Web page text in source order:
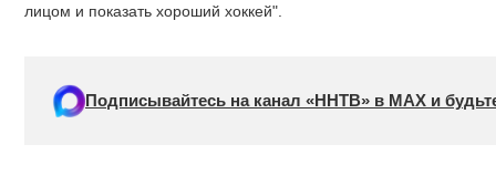
лицом и показать хороший хоккей".
Подписывайтесь на канал «ННТВ» в МАХ и